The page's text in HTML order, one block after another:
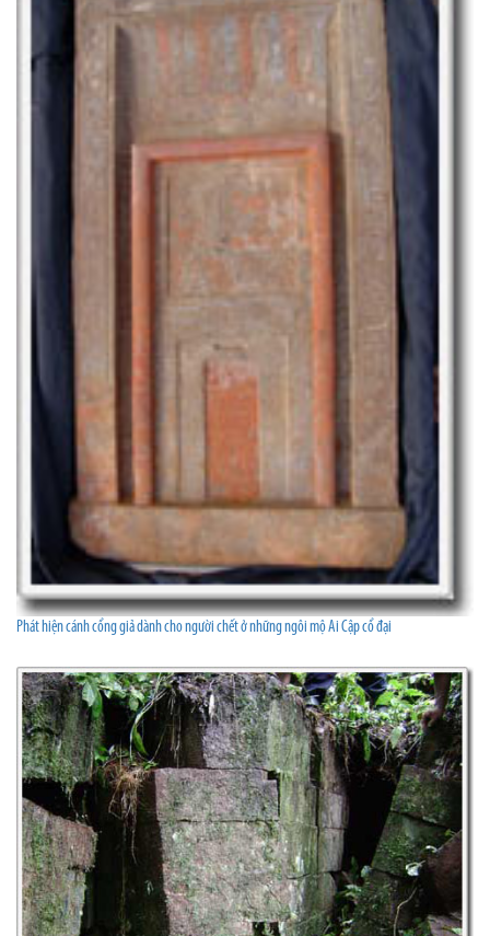
Phát hiện cánh cổng giả dành cho người chết ở những ngôi mộ Ai Cập cổ đại